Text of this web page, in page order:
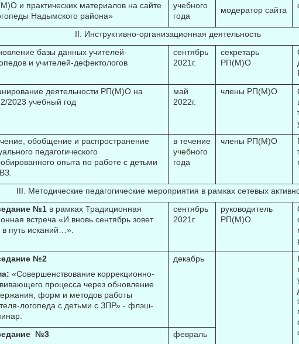
и практических материалов на сайте
Надымского района»
учебного
года
модератор сайта
организационная деятельность
базы данных учителей-
и учителей-дефектологов
сентябрь
2021г.
секретарь
РП(М)О
деятельности РП(М)О на
2023 учебный год
май
2022г.
члены РП(М)О
обобщение и распространение
педагогического
опыта по работе с детьми
в течение
учебного
года
члены РП(М)О
педагогические мероприятия в рамках сетевых
№1 в рамках Традиционная
встреча «И вновь сентябрь зовет
в путь исканий…».
сентябрь
2021г.
руководитель
РП(М)О
№2
«Совершенствование коррекционно-
процесса через обновление
форм и методов работы
логопеда с детьми с ЗПР» - флэш-
декабрь
№3
февраль